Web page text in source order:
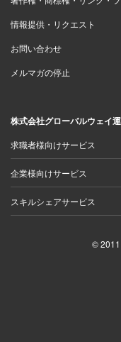
本社に戻ってきた熊
熊倉 「マーケティ
度異なる環境で、
ればなりませんで
は、話が前に進ま
のうちの約 9割ま
情報提供・リクエスト
お問い合わせ
メルマガの停止
株式会社グローバルウェイ
求職者様向けサービス
企業様向けサービス
スキルシェアサービス
© 2011